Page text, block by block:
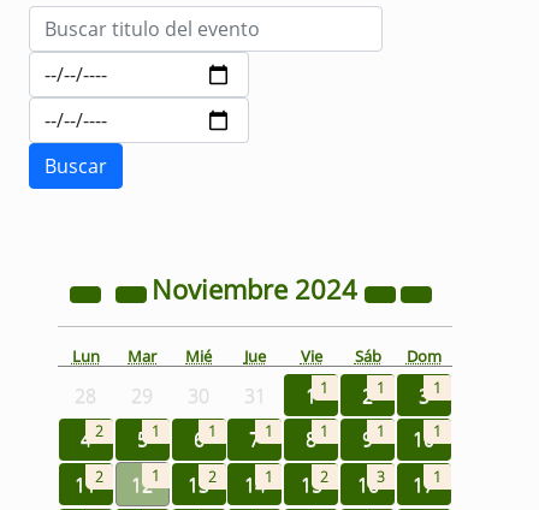
Noviembre 2024
Lun Mar Mié Jue Vie Sáb Dom
28 29 30 31 1 1 2 1 3 1
42 5 1 6 1 7 1 8 1 9 1 101
112 121 132 141 152 163 171